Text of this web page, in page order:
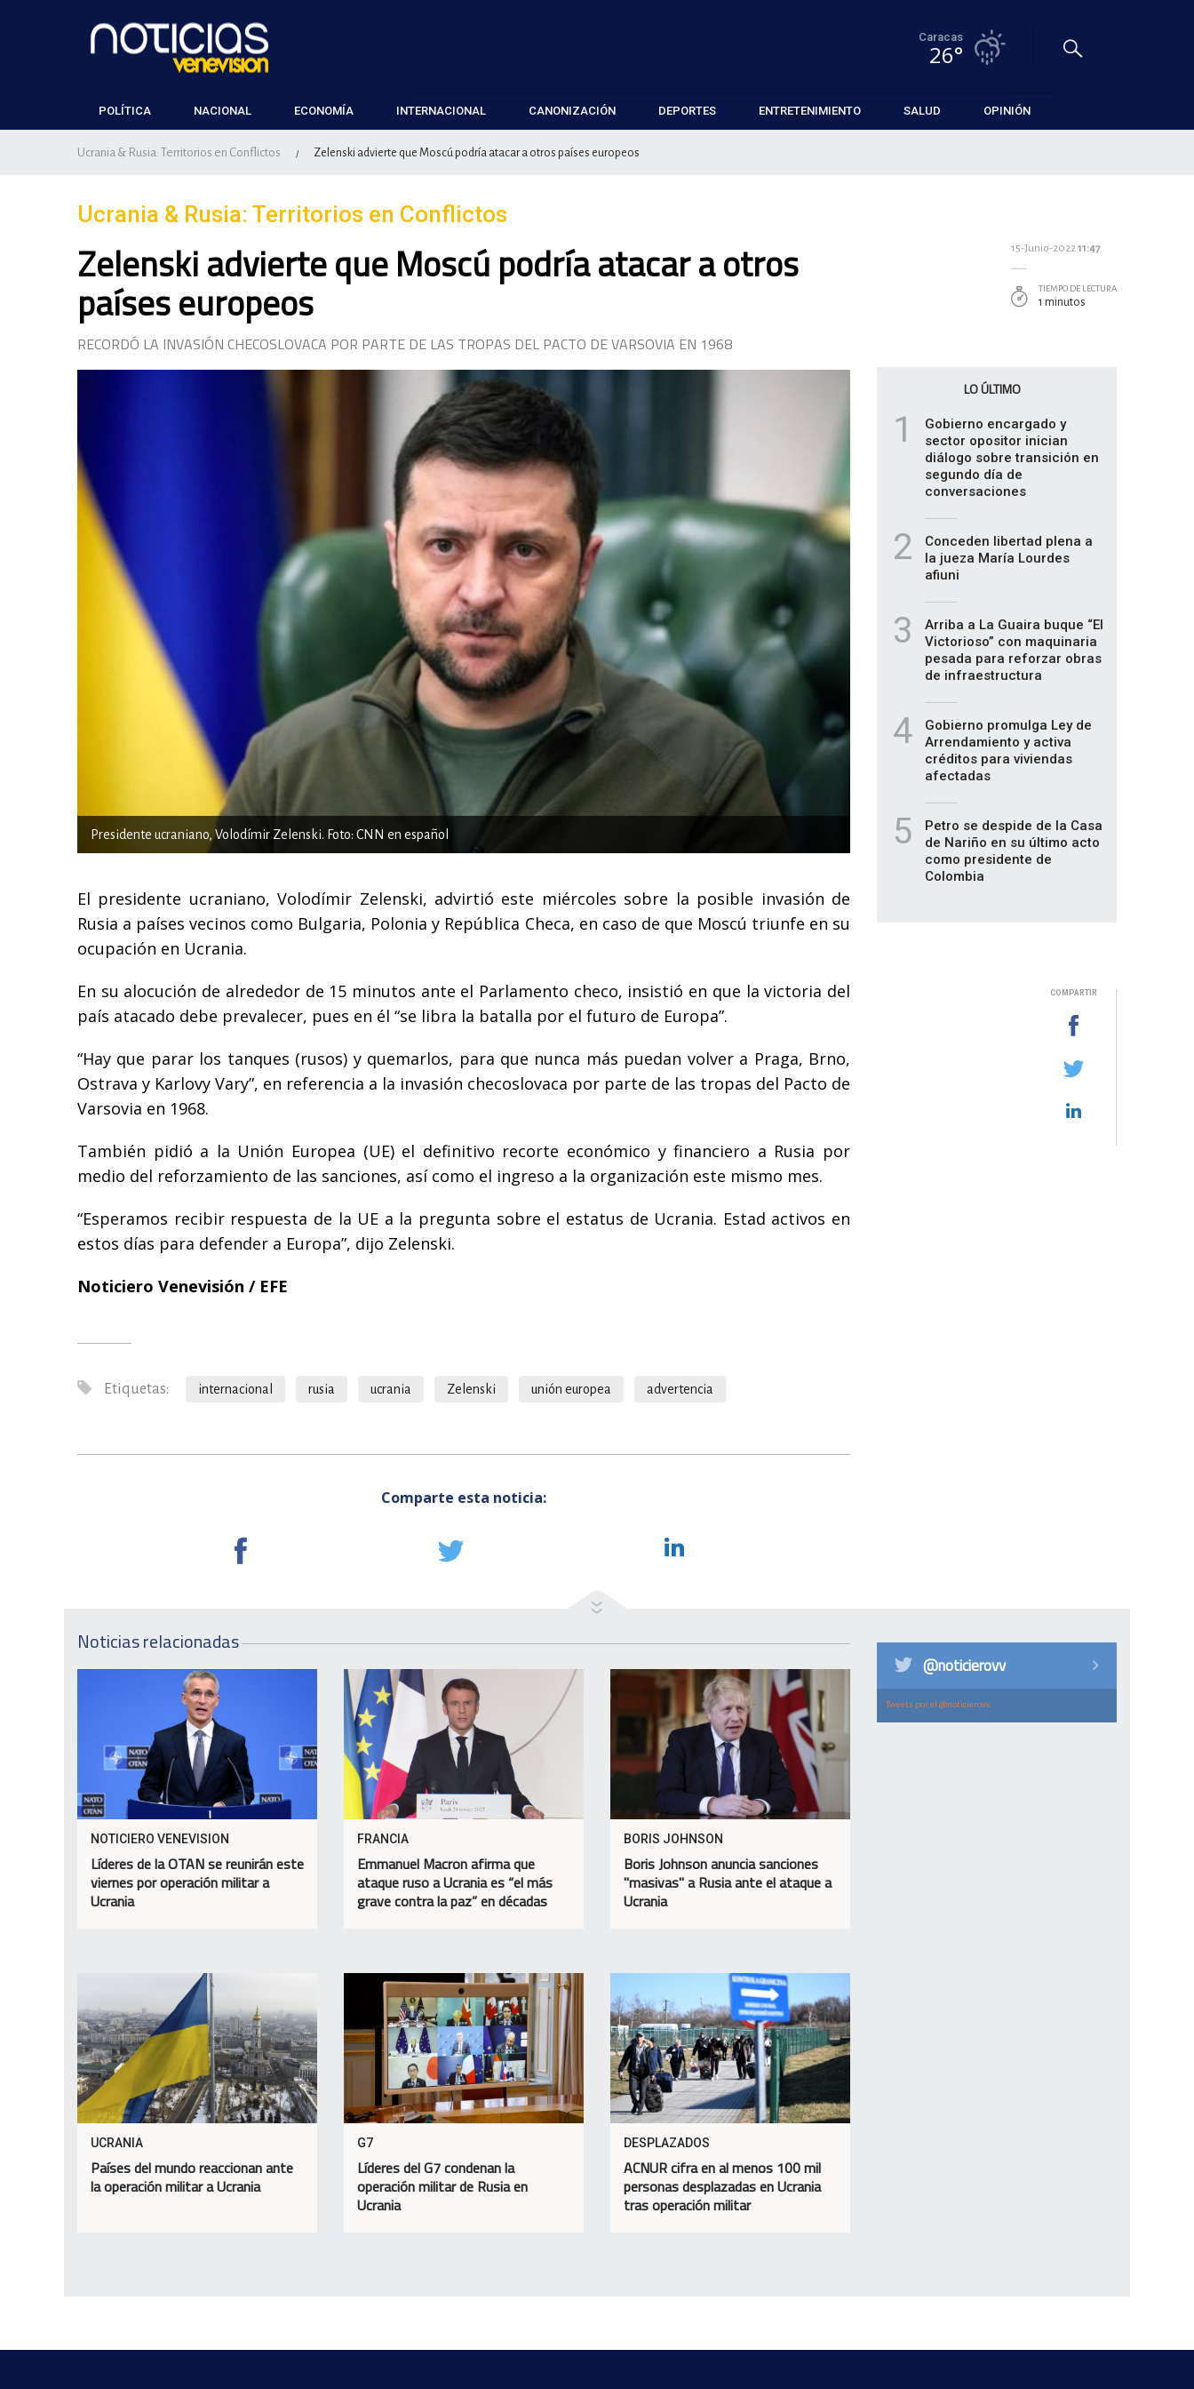
Caracas
26°
POLÍTICA NACIONAL ECONOMÍA INTERNACIONAL CANONIZACIÓN DEPORTES ENTRETENIMIENTO SALUD OPINIÓN
Ucrania & Rusia: Territorios en Conflictos / Zelenski advierte que Moscú podría atacar a otros países europeos
Ucrania & Rusia: Territorios en Conflictos
Zelenski advierte que Moscú podría atacar a otros
países europeos
RECORDÓ LA INVASIÓN CHECOSLOVACA POR PARTE DE LAS TROPAS DEL PACTO DE VARSOVIA EN 1968
Presidente ucraniano, Volodímir Zelenski. Foto: CNN en español
El presidente ucraniano, Volodímir Zelenski, advirtió este miércoles sobre la posible invasión de
Rusia a países vecinos como Bulgaria, Polonia y República Checa, en caso de que Moscú triunfe en su
ocupación en Ucrania.
En su alocución de alrededor de 15 minutos ante el Parlamento checo, insistió en que la victoria del
país atacado debe prevalecer, pues en él “se libra la batalla por el futuro de Europa”.
“Hay que parar los tanques (rusos) y quemarlos, para que nunca más puedan volver a Praga, Brno,
Ostrava y Karlovy Vary”, en referencia a la invasión checoslovaca por parte de las tropas del Pacto de
Varsovia en 1968.
También pidió a la Unión Europea (UE) el definitivo recorte económico y financiero a Rusia por
medio del reforzamiento de las sanciones, así como el ingreso a la organización este mismo mes.
“Esperamos recibir respuesta de la UE a la pregunta sobre el estatus de Ucrania. Estad activos en
estos días para defender a Europa”, dijo Zelenski.
Noticiero Venevisión / EFE
Etiquetas: internacional rusia ucrania Zelenski unión europea advertencia
Comparte esta noticia:
15-Junio-202211:47
TIEMPO DE LECTURA
1 minutos
LO ÚLTIMO
1
Gobierno encargado y
sector opositor inician
diálogo sobre transición en
segundo día de
conversaciones
2
Conceden libertad plena a
la jueza María Lourdes
afiuni
3
Arriba a La Guaira buque “El
Victorioso” con maquinaria
pesada para reforzar obras
de infraestructura
4
Gobierno promulga Ley de
Arrendamiento y activa
créditos para viviendas
afectadas
5
Petro se despide de la Casa
de Nariño en su último acto
como presidente de
Colombia
COMPARTIR
Noticias relacionadas
NOTICIERO VENEVISION
Líderes de la OTAN se reunirán este
viernes por operación militar a
Ucrania
FRANCIA
Emmanuel Macron afirma que
ataque ruso a Ucrania es “el más
grave contra la paz” en décadas
BORIS JOHNSON
Boris Johnson anuncia sanciones
"masivas" a Rusia ante el ataque a
Ucrania
UCRANIA
Países del mundo reaccionan ante
la operación militar a Ucrania
G7
Líderes del G7 condenan la
operación militar de Rusia en
Ucrania
DESPLAZADOS
ACNUR cifra en al menos 100 mil
personas desplazadas en Ucrania
tras operación militar
@noticierovv
Tweets por el @noticierovv.